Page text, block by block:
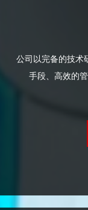
公司以完备的技术
手段、高效的